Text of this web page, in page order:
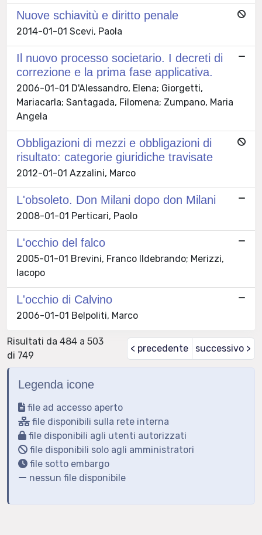
Nuove schiavitù e diritto penale
2014-01-01 Scevi, Paola
Il nuovo processo societario. I decreti di
correzione e la prima fase applicativa.
2006-01-01 D'Alessandro, Elena; Giorgetti,
Mariacarla; Santagada, Filomena; Zumpano, Maria
Angela
Obbligazioni di mezzi e obbligazioni di
risultato: categorie giuridiche travisate
2012-01-01 Azzalini, Marco
L'obsoleto. Don Milani dopo don Milani
2008-01-01 Perticari, Paolo
L'occhio del falco
2005-01-01 Brevini, Franco Ildebrando; Merizzi,
Iacopo
L'occhio di Calvino
2006-01-01 Belpoliti, Marco
Risultati da 484 a 503
di 749
< precedente successivo >
Legenda icone
file ad accesso aperto
file disponibili sulla rete interna
file disponibili agli utenti autorizzati
file disponibili solo agli amministratori
file sotto embargo
nessun file disponibile